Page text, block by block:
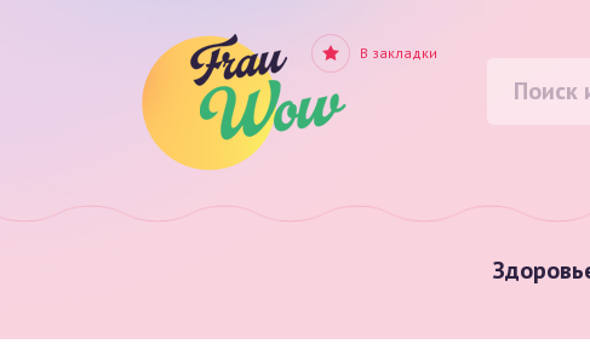
В закладки